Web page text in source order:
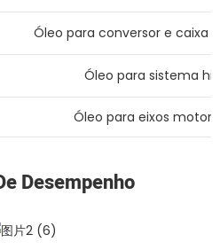
Óleo para conversor e caixa
Óleo para sistema
Óleo para eixos
Desempenho